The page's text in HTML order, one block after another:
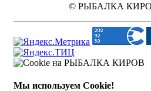
© РЫБАЛКА
Мы используем Cookie!